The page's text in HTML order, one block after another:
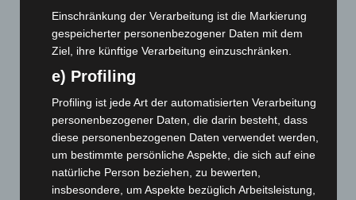
Hannover und Region
Langenhagen und Ortsteile
Leserbriefe
Menschen
Über uns
Veranstaltungen
1.887
Einschränkung der Verarbeitung ist die Markierung
gespeicherter personenbezogener Daten mit dem
Ziel, ihre künftige Verarbeitung einzuschränken.
e) Profiling
Profiling ist jede Art der automatisierten Verarbeitung
personenbezogener Daten, die darin besteht, dass
diese personenbezogenen Daten verwendet werden,
um bestimmte persönliche Aspekte, die sich auf eine
natürliche Person beziehen, zu bewerten,
insbesondere, um Aspekte bezüglich Arbeitsleistung,